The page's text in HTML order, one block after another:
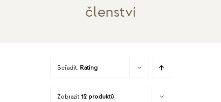
členství
Seřadit: Rating
Zobrazit 12 produktů